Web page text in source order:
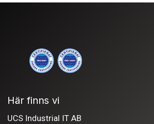
Här finns vi
UCS Industrial IT AB